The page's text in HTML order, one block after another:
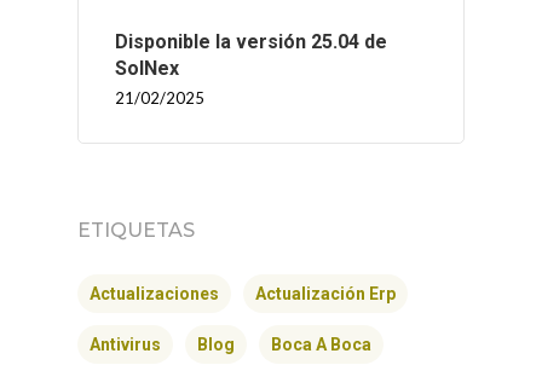
Disponible la versión 25.04 de
SolNex
21/02/2025
ETIQUETAS
Actualizaciones Actualización Erp
Antivirus Blog Boca A Boca
SERVICIOS